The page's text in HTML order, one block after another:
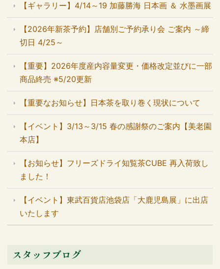
【ギャラリー】4/14～19 加藤勝海 日本画 ＆ 水墨画展
【2026年新茶予約】店舗別ご予約承り会 ご案内 ～締
切日 4/25～
【重要】2026年度産内容量変更・価格改定並びに一部
商品終売 ※5/20更新
【重要なお知らせ】日本茶を取り巻く現状について
【イベント】3/13～3/15 春の感謝祭のご案内【美老園
本店】
【お知らせ】フリーズドライ知覧茶CUBE 再入荷致し
ました！
【イベント】東武百貨店池袋店「大鹿児島展」に出店
いたします
スタッフブログ